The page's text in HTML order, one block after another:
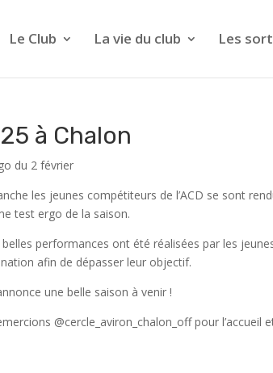
Le Club La vie du club Les
à Chalon
du 2 février
les jeunes compétiteurs de l’ACD se sont
test ergo de la saison.
performances ont été réalisées par les
afin de dépasser leur objectif.
une belle saison à venir !
@cercle_aviron_chalon_off pour l’accueil